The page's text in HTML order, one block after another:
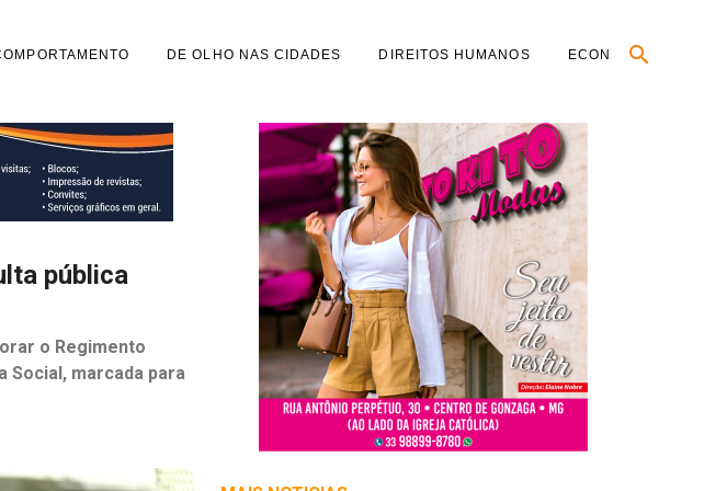
DE OLHO NAS CIDADES DIREITOS HUMANOS ECONOMIA
pública
o Regimento
Social, marcada para